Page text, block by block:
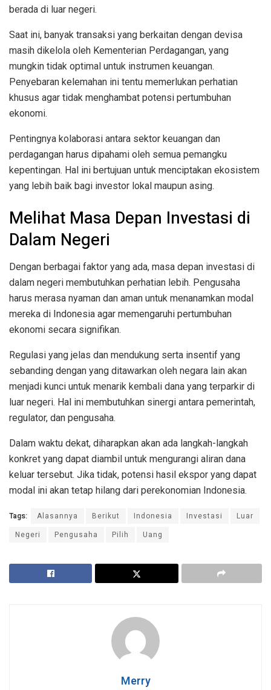
berada di luar negeri.
Saat ini, banyak transaksi yang berkaitan dengan devisa
masih dikelola oleh Kementerian Perdagangan, yang
mungkin tidak optimal untuk instrumen keuangan.
Penyebaran kelemahan ini tentu memerlukan perhatian
khusus agar tidak menghambat potensi pertumbuhan
ekonomi.
Pentingnya kolaborasi antara sektor keuangan dan
perdagangan harus dipahami oleh semua pemangku
kepentingan. Hal ini bertujuan untuk menciptakan ekosistem
yang lebih baik bagi investor lokal maupun asing.
Melihat Masa Depan Investasi di
Dalam Negeri
Dengan berbagai faktor yang ada, masa depan investasi di
dalam negeri membutuhkan perhatian lebih. Pengusaha
harus merasa nyaman dan aman untuk menanamkan modal
mereka di Indonesia agar memengaruhi pertumbuhan
ekonomi secara signifikan.
Regulasi yang jelas dan mendukung serta insentif yang
sebanding dengan yang ditawarkan oleh negara lain akan
menjadi kunci untuk menarik kembali dana yang terparkir di
luar negeri. Hal ini membutuhkan sinergi antara pemerintah,
regulator, dan pengusaha.
Dalam waktu dekat, diharapkan akan ada langkah-langkah
konkret yang dapat diambil untuk mengurangi aliran dana
keluar tersebut. Jika tidak, potensi hasil ekspor yang dapat
modal ini akan tetap hilang dari perekonomian Indonesia.
Tags: Alasannya Berikut Indonesia Investasi
Luar
Negeri
Pengusaha Pilih Uang
Merry